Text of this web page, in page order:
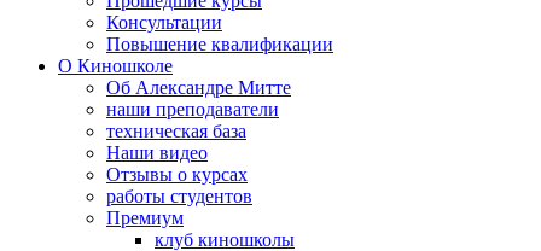
Консультации
Повышение квалификации
О Киношколе
Об Александре Митте
наши преподаватели
техническая база
Наши видео
Отзывы о курсах
работы студентов
Премиум
клуб киношколы